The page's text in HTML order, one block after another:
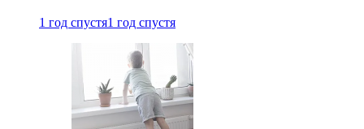
1 год спустя1 год спустя